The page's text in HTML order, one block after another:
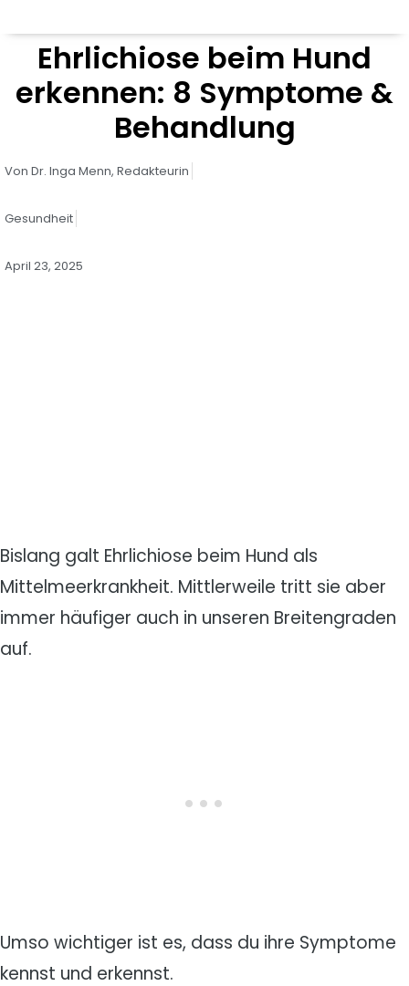
Ehrlichiose beim Hund
erkennen: 8 Symptome &
Behandlung
Von Dr. Inga Menn, Redakteurin
Gesundheit
April 23, 2025
Bislang galt Ehrlichiose beim Hund als
Mittelmeerkrankheit. Mittlerweile tritt sie aber
immer häufiger auch in unseren Breitengraden
auf.
Umso wichtiger ist es, dass du ihre Symptome
kennst und erkennst.